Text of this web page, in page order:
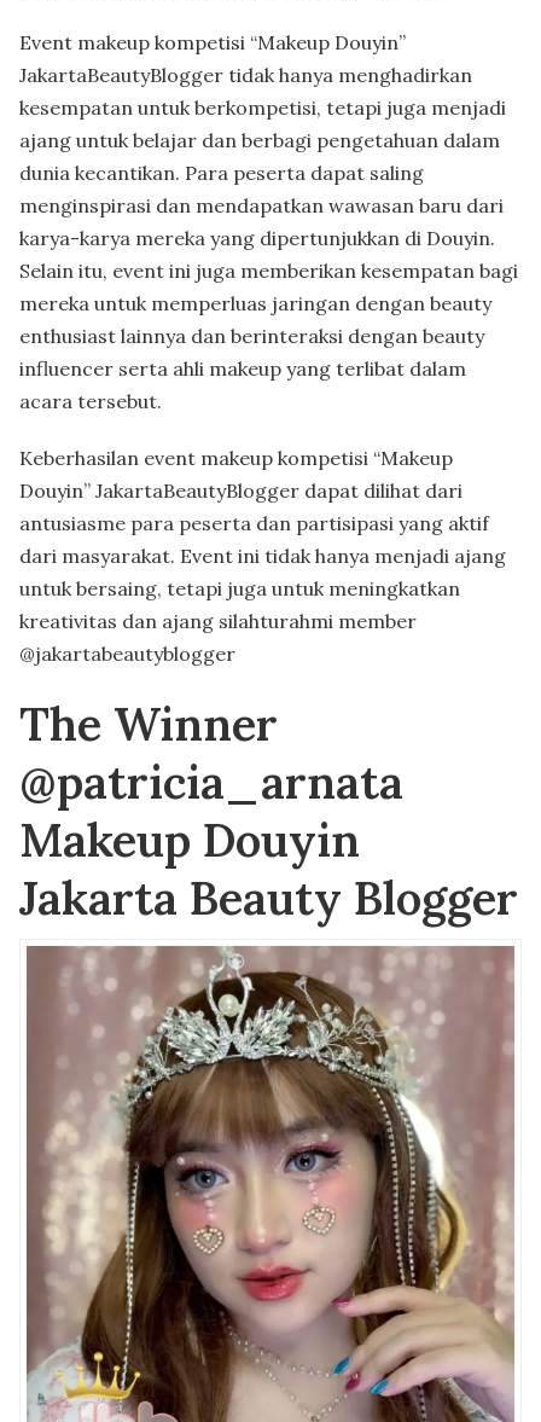
Event makeup kompetisi “Makeup Douyin”
JakartaBeautyBlogger tidak hanya menghadirkan
kesempatan untuk berkompetisi, tetapi juga menjadi
ajang untuk belajar dan berbagi pengetahuan dalam
dunia kecantikan. Para peserta dapat saling
menginspirasi dan mendapatkan wawasan baru dari
karya-karya mereka yang dipertunjukkan di Douyin.
Selain itu, event ini juga memberikan kesempatan bagi
mereka untuk memperluas jaringan dengan beauty
enthusiast lainnya dan berinteraksi dengan beauty
influencer serta ahli makeup yang terlibat dalam
acara tersebut.
Keberhasilan event makeup kompetisi “Makeup
Douyin” JakartaBeautyBlogger dapat dilihat dari
antusiasme para peserta dan partisipasi yang aktif
dari masyarakat. Event ini tidak hanya menjadi ajang
untuk bersaing, tetapi juga untuk meningkatkan
kreativitas dan ajang silahturahmi member
@jakartabeautyblogger
The Winner
@patricia_arnata
Makeup Douyin
Jakarta Beauty Blogger